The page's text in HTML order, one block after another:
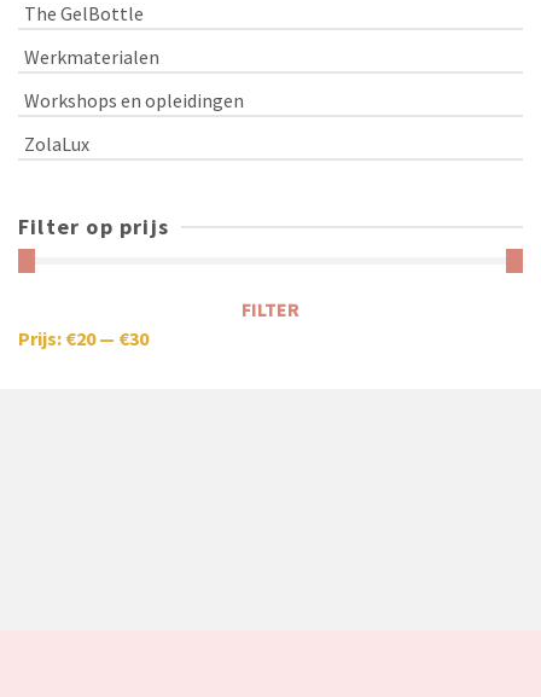
The GelBottle
Werkmaterialen
Workshops en opleidingen
ZolaLux
Filter op prijs
FILTER
Prijs: €20— €30